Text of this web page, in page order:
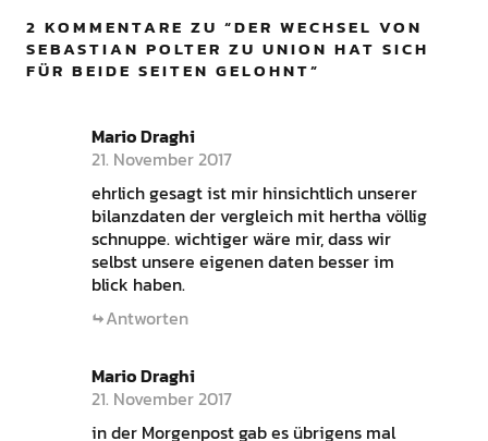
2 KOMMENTARE ZU “DER WECHSEL VON
SEBASTIAN POLTER ZU UNION HAT SICH
FÜR BEIDE SEITEN GELOHNT”
Mario Draghi
21. November 2017
ehrlich gesagt ist mir hinsichtlich unserer
bilanzdaten der vergleich mit hertha völlig
schnuppe. wichtiger wäre mir, dass wir
selbst unsere eigenen daten besser im
blick haben.
Antworten
Mario Draghi
21. November 2017
in der Morgenpost gab es übrigens mal